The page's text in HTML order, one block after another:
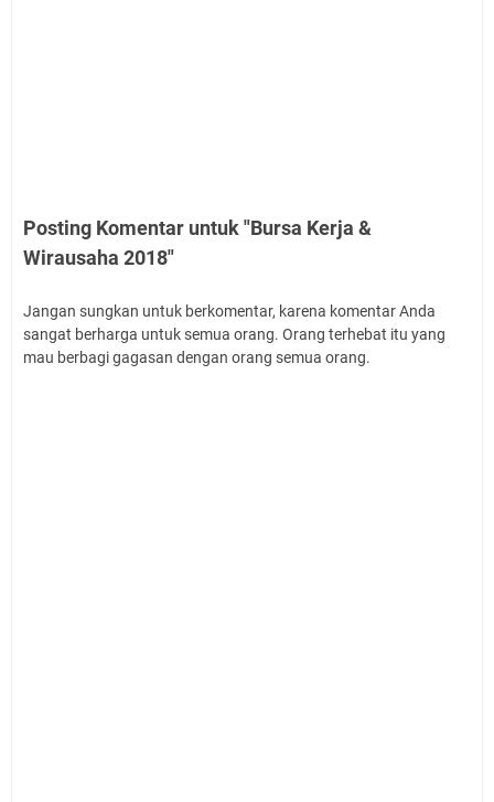
Posting Komentar untuk "Bursa Kerja &
Wirausaha 2018"
Jangan sungkan untuk berkomentar, karena komentar Anda
sangat berharga untuk semua orang. Orang terhebat itu yang
mau berbagi gagasan dengan orang semua orang.